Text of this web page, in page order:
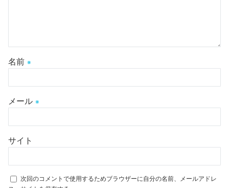
名前 ※
メール ※
サイト
次回のコメントで使用するためブラウザーに自分の名前、メールアドレ